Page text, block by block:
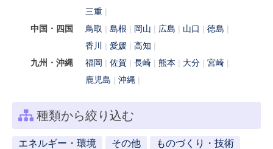
三重
中国・四国
鳥取 島根 岡山 広島 山口
徳島
香川
愛媛
高知
九州・沖縄
福岡 佐賀 長崎 熊本 大分
宮崎
鹿児島
沖縄
種類から絞り込む
エネルギー・環境 その他
ものづくり・技術